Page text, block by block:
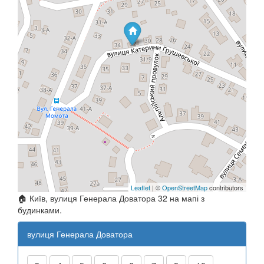
Leaflet | ©OpenStreetMapcontributors
🏠 Київ, вулиця Генерала Доватора 32 на мапі з
будинками.
вулиця Генерала Доватора